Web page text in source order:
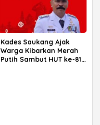
Kades Saukang Ajak
Warga Kibarkan Merah
Putih Sambut HUT ke-81